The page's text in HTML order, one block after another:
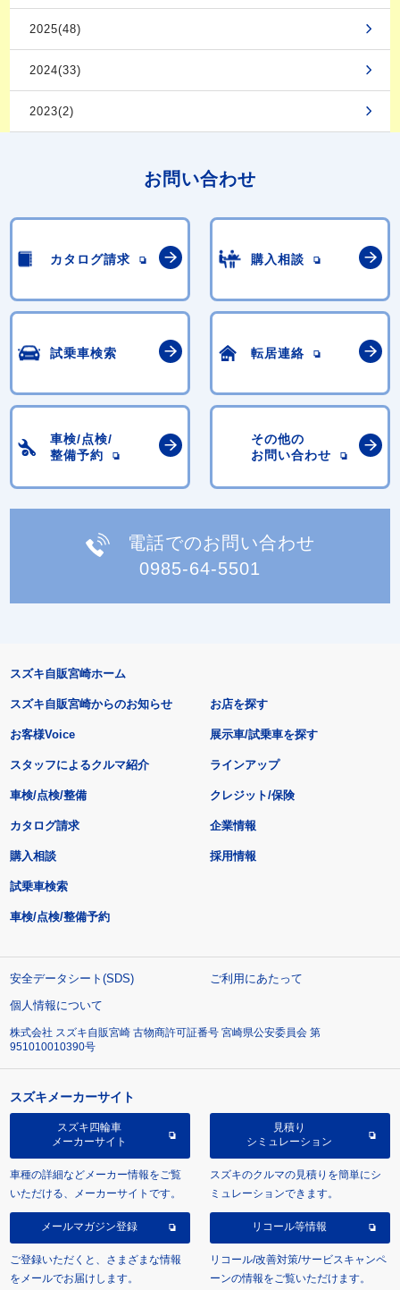
2025(48)
2024(33)
2023(2)
お問い合わせ
カタログ請求 購入相談
試乗車検索 転居連絡
車検/点検/
整備予約
その他の
お問い合わせ
電話でのお問い合わせ
0985-64-5501
スズキ自販宮崎ホーム
スズキ自販宮崎からのお知らせ
お客様Voice
スタッフによるクルマ紹介
お店を探す
展示車/試乗車を探す
ラインアップ
車検/点検/整備 クレジット/保険
カタログ請求
購入相談
試乗車検索
車検/点検/整備予約
企業情報
採用情報
安全データシート(SDS)
ご利用にあたって
個人情報について
株式会社 スズキ自販宮崎 古物商許可証番号 宮崎県公安委員会 第
951010010390号
スズキメーカーサイト
スズキ四輪車
メーカーサイト
車種の詳細などメーカー情報をご覧
いただける、メーカーサイトです。
見積り
シミュレーション
スズキのクルマの見積りを簡単にシ
ミュレーションできます。
メールマガジン登録
ご登録いただくと、さまざまな情報
をメールでお届けします。
リコール等情報
リコール/改善対策/サービスキャンペ
ーンの情報をご覧いただけます。